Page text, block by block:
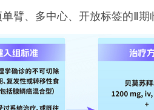
臂、多中心、开放标签的Ⅱ期